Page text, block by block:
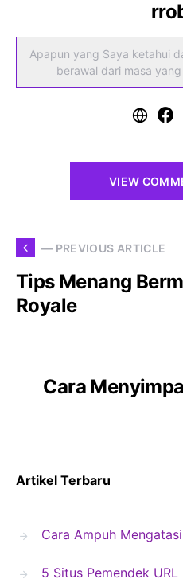
Apapun yang Saya ketahui
berawal dari masa
VIEW
— PREVIOUS ARTICLE
Tips Menang
Royale
Cara
Artikel Terbaru
Cara Ampuh
5 Situs Pemendek